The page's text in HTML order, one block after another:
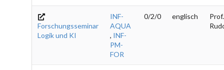
Forschungsseminar
Logik und KI
INF-
AQUA
, INF-
PM-
FOR
0/2/0 englisch
Prof.